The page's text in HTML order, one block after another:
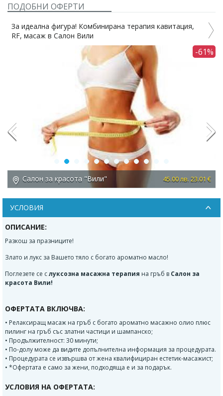
ПОДОБНИ ОФЕРТИ
За идеална фигура! Комбинирана терапия кавитация,
RF, масаж в Салон Вили
-61%
Салон за красота "Вили" 45.00 лв. 23.01 €
Previous Next
УСЛОВИЯ
ОПИСАНИЕ:
Разкош за празниците!
Злато и лукс за Вашето тяло с богато ароматно масло!
Поглезете се слуксозна масажна терапия на гръб в Салон за
красота Вили!
ОФЕРТАТА ВКЛЮЧВА:
• Релаксиращ масаж на гръб с богато ароматно масажно олио плюс
пилинг на гръб със златни частици и шампанско;
• Продължителност: 30 минути;
• По-долу може да видите допълнителна информация за процедурата.
• Процедурата се извършва от жена квалифициран естетик-масажист;
• *Офертата е само за жени, подходяща е и за подарък.
УСЛОВИЯ НА ОФЕРТАТА: